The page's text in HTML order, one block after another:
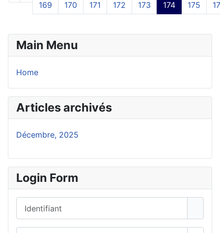
169 170 171 172 173 174 175
Main Menu
Home
Articles archivés
Décembre, 2025
Login Form